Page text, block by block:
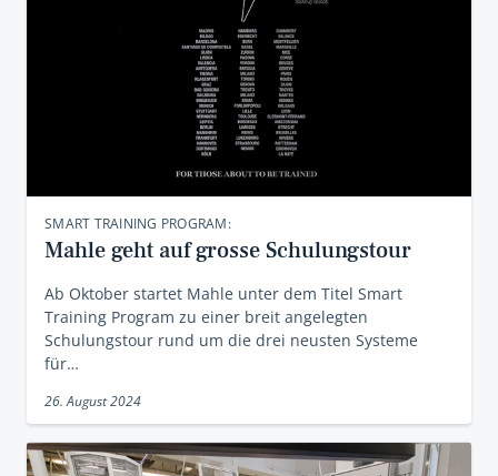
SMART TRAINING PROGRAM:
Mahle geht auf grosse Schulungstour
Ab Oktober startet Mahle unter dem Titel Smart
Training Program zu einer breit angelegten
Schulungstour rund um die drei neusten Systeme
für…
26. August 2024